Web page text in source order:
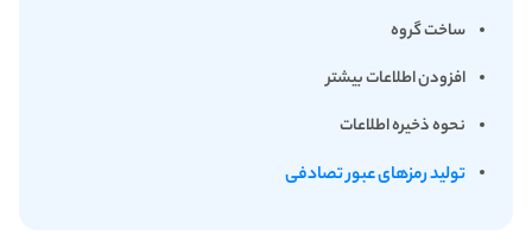
ساخت گروه
افزودن اطلاعات بیشتر
نحوه ذخیره اطلاعات
تولید رمزهای عبور تصادفی